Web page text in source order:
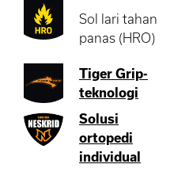
Sol lari tahan
panas (HRO)
Tiger Grip-
teknologi
Solusi
ortopedi
individual